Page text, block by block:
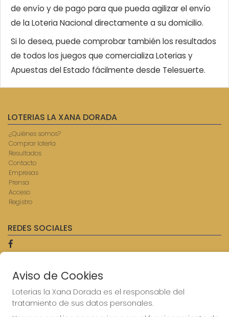
de envío y de pago para que pueda agilizar el envío
de la Loteria Nacional directamente a su domicilio.
Si lo desea, puede comprobar también los resultados
de todos los juegos que comercializa Loterias y
Apuestas del Estado fácilmente desde Telesuerte.
LOTERIAS LA XANA DORADA
¿Quiénes somos?
Comprar lotería
Resultados
Contacto
Empresas
Prensa
Acceso
Registro
REDES SOCIALES
CONTACTO
ADMINISTRACION DE LOTERIAS: 9-AVILES - RECEPTOR
OFICIAL: 57750
985567207
Aviso de Cookies
Loterias la Xana Dorada es el responsable del
tratamiento de sus datos personales.